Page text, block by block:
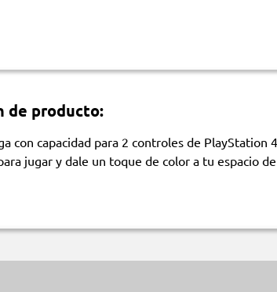
de producto:
con capacidad para 2 controles de
jugar y dale un toque de color a tu espacio